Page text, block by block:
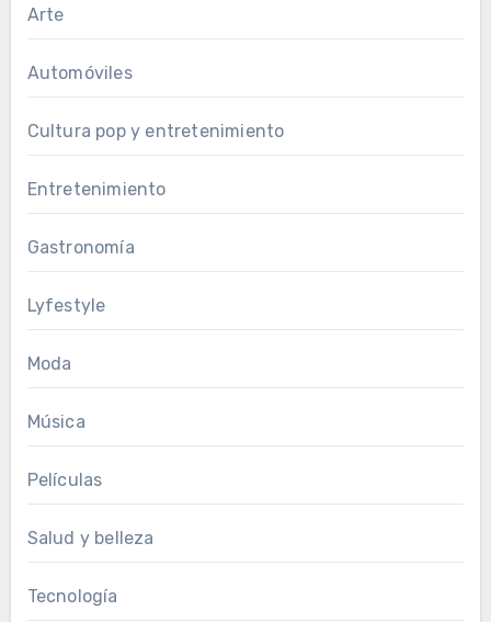
Arte
Automóviles
Cultura pop y entretenimiento
Entretenimiento
Gastronomía
Lyfestyle
Moda
Música
Películas
Salud y belleza
Tecnología